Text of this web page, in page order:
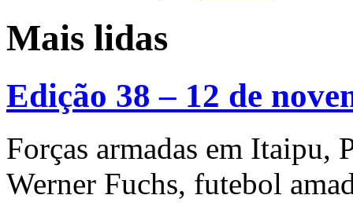
Mais lidas
Edição 38 – 12 de
Forças armadas em Itaipu,
Werner Fuchs, futebol